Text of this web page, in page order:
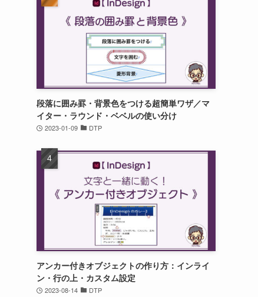
段落に囲み罫・背景色をつける超簡単ワザ／マ
イター・ラウンド・ベベルの使い分け
2023-01-09 DTP
アンカー付きオブジェクトの作り方：インライ
ン・行の上・カスタム設定
2023-08-14 DTP